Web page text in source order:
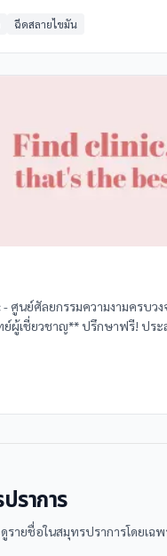
ฉีดสลายไขมัน
- ศูนย์ศัลยกรรมความงามครบวง
ผู้เชี่ยวชาญ** ปรึกษาฟรี! ประ
ราการ
รายชื่อในสมุทรปราการโดยเฉ